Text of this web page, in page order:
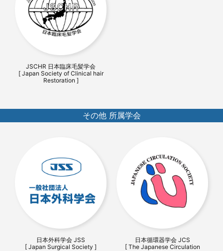
JSCHR 日本臨床毛髪学会
[ Japan Society of Clinical hair
Restoration ]
その他 所属学会
日本外科学会 JSS
[ Japan Surgical Society ]
日本循環器学会 JCS
[ The Japanese Circulation